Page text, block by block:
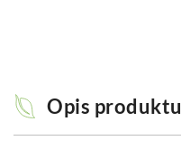
Opis produktu